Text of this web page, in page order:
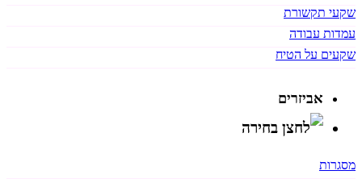
שקעי תקשורת
עמדות עבודה
שקעים על הטיח
אביזרים
מסגרות